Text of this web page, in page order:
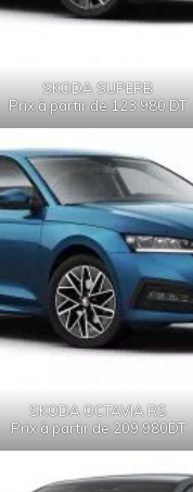
SKODA SUPERB
Prix à partir de 123 980 DT
SKODA OCTAVIA RS
Prix à partir de 209 980DT